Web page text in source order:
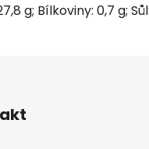
g; Bílkoviny: 0,7 g;